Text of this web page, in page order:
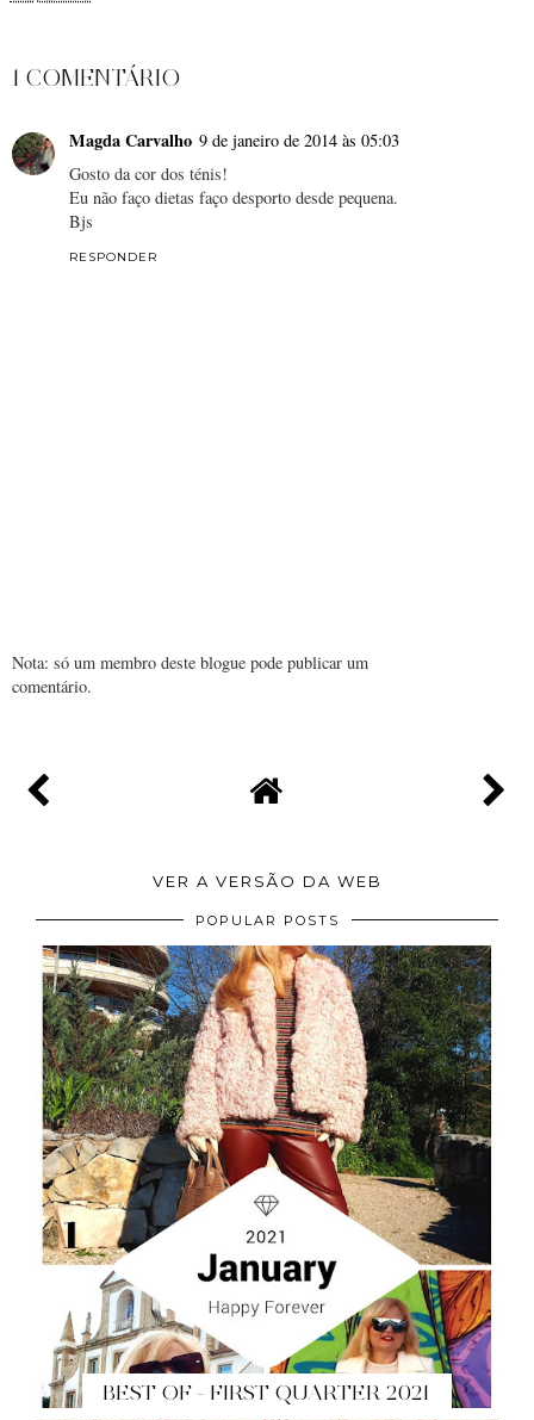
1 COMENTÁRIO
Magda Carvalho 9 de janeiro de 2014 às 05:03
Gosto da cor dos ténis!
Eu não faço dietas faço desporto desde pequena.
Bjs
RESPONDER
Nota: só um membro deste blogue pode publicar um
comentário.
VER A VERSÃO DA WEB
POPULAR POSTS
BEST OF - FIRST QUARTER 2021